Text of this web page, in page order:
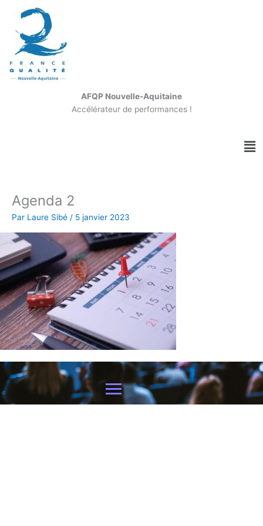
contenu
AFQP Nouvelle-Aquitaine
Accélérateur de performances !
Agenda 2
Par Laure Sibé / 5 janvier 2023